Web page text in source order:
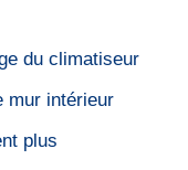
du climatiseur
mur intérieur
plus